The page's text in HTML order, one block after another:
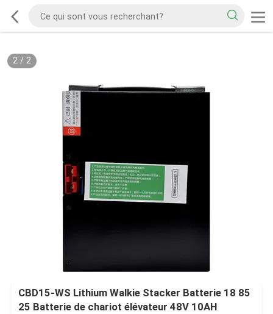
2/ 2
CBD15-WS Lithium Walkie Stacker Batterie 18 85
25 Batterie de chariot élévateur 48V 10AH